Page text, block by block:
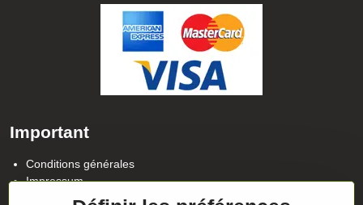
Important
Conditions générales
Impressum
Politique de confidentialité